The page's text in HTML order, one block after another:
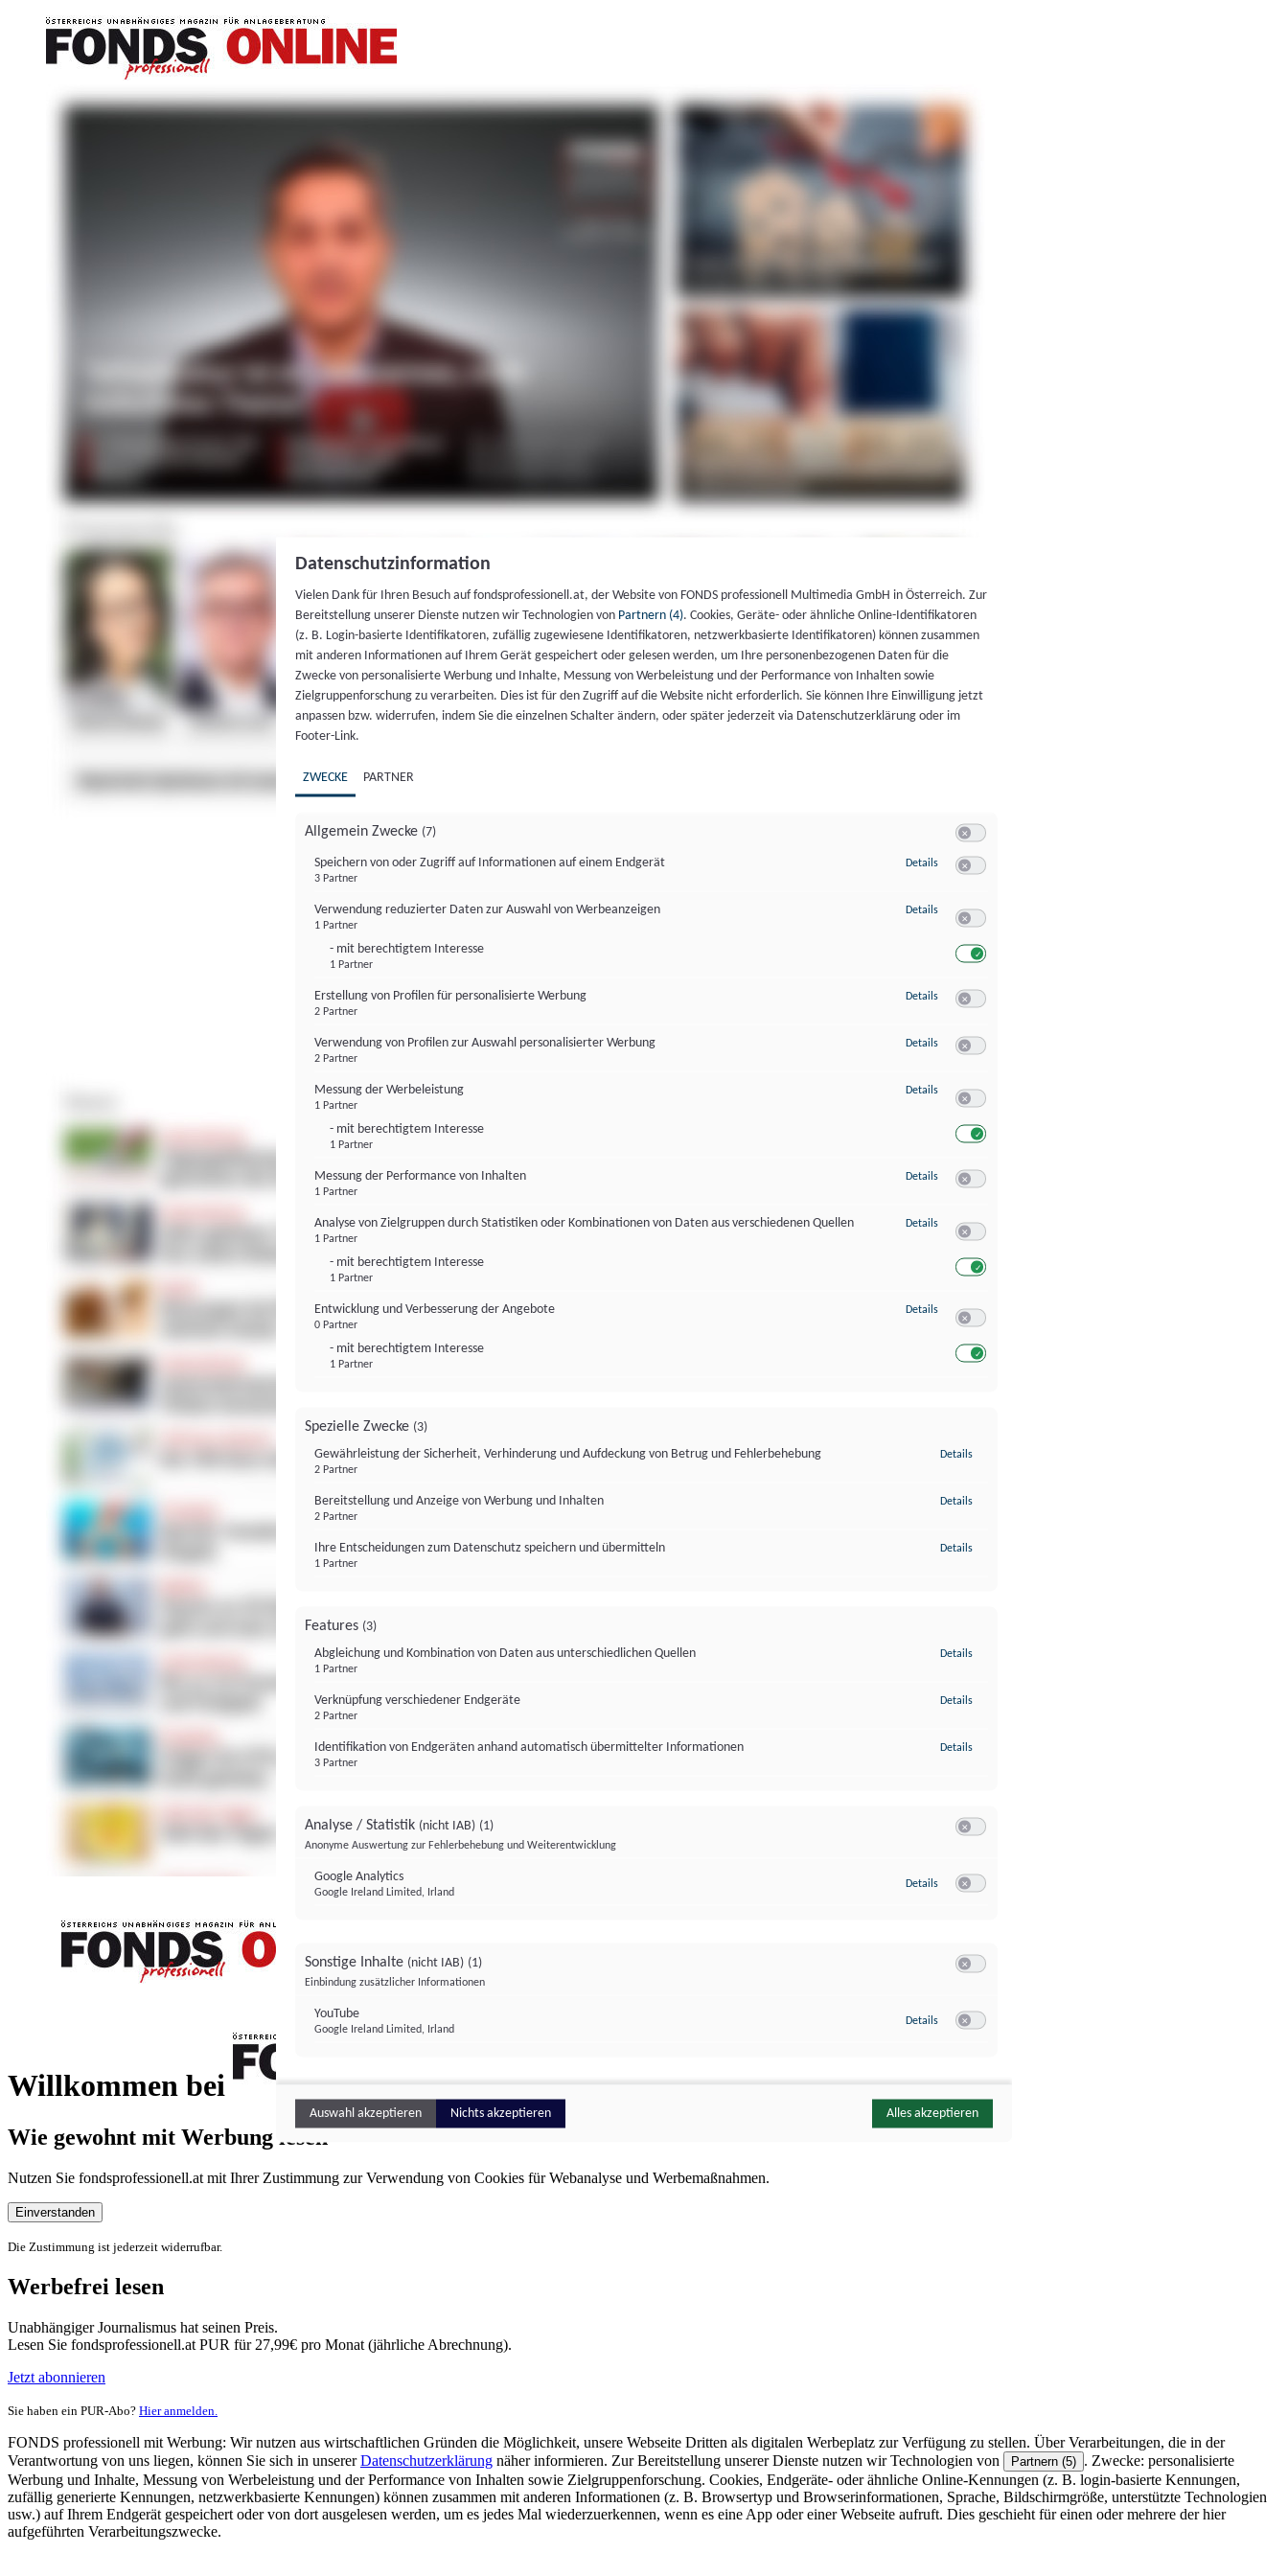
Willkommen bei
FONDS professionell
Wie gewohnt mit Werbung lesen
Nutzen Sie fondsprofessionell.at mit Ihrer Zustimmung zur Verwendung von Cookies für Webanalyse und Werbemaßnahmen.
Einverstanden
Die Zustimmung ist jederzeit widerrufbar.
Werbefrei lesen
Unabhängiger Journalismus hat seinen Preis.
Lesen Sie fondsprofessionell.at PUR für 27,99€ pro Monat (jährliche Abrechnung).
Jetzt abonnieren
Sie haben ein PUR-Abo? Hier anmelden.
FONDS professionell mit Werbung: Wir nutzen aus wirtschaftlichen Gründen die Möglichkeit, unsere Webseite Dritten als digitalen Werbeplatz zur Verfügung zu stellen. Über Verarbeitungen, die in der
Verantwortung von uns liegen, können Sie sich in unsererDatenschutzerklärung näher informieren. Zur Bereitstellung unserer Dienste nutzen wir Technologien von Partnern (5) . Zwecke: personalisierte
Werbung und Inhalte, Messung von Werbeleistung und der Performance von Inhalten sowie Zielgruppenforschung. Cookies, Endgeräte- oder ähnliche Online-Kennungen (z. B. login-basierte Kennungen,
zufällig generierte Kennungen, netzwerkbasierte Kennungen) können zusammen mit anderen Informationen (z. B. Browsertyp und Browserinformationen, Sprache, Bildschirmgröße, unterstützte Technologien
usw.) auf Ihrem Endgerät gespeichert oder von dort ausgelesen werden, um es jedes Mal wiederzuerkennen, wenn es eine App oder einer Webseite aufruft. Dies geschieht für einen oder mehrere der hier
aufgeführten Verarbeitungszwecke.
Datenschutzinformation
Vielen Dank für Ihren Besuch auf fondsprofessionell.at, der Website von FONDS professionell Multimedia GmbH in Österreich. Zur
Bereitstellung unserer Dienste nutzen wir Technologien von Partnern (4). Cookies, Geräte- oder ähnliche Online-Identifikatoren
(z. B. Login-basierte Identifikatoren, zufällig zugewiesene Identifikatoren, netzwerkbasierte Identifikatoren) können zusammen
mit anderen Informationen auf Ihrem Gerät gespeichert oder gelesen werden, um Ihre personenbezogenen Daten für die
Zwecke von personalisierte Werbung und Inhalte, Messung von Werbeleistung und der Performance von Inhalten sowie
Zielgruppenforschung zu verarbeiten. Dies ist für den Zugriff auf die Website nicht erforderlich. Sie können Ihre Einwilligung jetzt
anpassen bzw. widerrufen, indem Sie die einzelnen Schalter ändern, oder später jederzeit via Datenschutzerklärung oder im
Footer-Link.
ZWECKE PARTNER
Allgemein Zwecke (7)
Speichern von oder Zugriff auf Informationen auf einem Endgerät
3 Partner
Details zu Speichern von oder Zugriff auf Informationen auf einem Endgerät
Verwendung reduzierter Daten zur Auswahl von Werbeanzeigen
1 Partner
- mit berechtigtem Interesse
1 Partner
Details zu Verwendung reduzierter Daten zur Auswahl von Werbeanzeigen
Erstellung von Profilen für personalisierte Werbung
2 Partner
Details zu Erstellung von Profilen für personalisierte Werbung
Verwendung von Profilen zur Auswahl personalisierter Werbung
2 Partner
Details zu Verwendung von Profilen zur Auswahl personalisierter Werbung
Messung der Werbeleistung
1 Partner
- mit berechtigtem Interesse
1 Partner
Details zu Messung der Werbeleistung
Messung der Performance von Inhalten
1 Partner
Details zu Messung der Performance von Inhalten
Analyse von Zielgruppen durch Statistiken oder Kombinationen von Daten aus verschiedenen Quellen
1 Partner
- mit berechtigtem Interesse
1 Partner
Details zu Analyse von Zielgruppen durch Statistiken oder Kombinationen von
Entwicklung und Verbesserung der Angebote
0 Partner
- mit berechtigtem Interesse
1 Partner
Details zu Entwicklung und Verbesserung der Angebote
Spezielle Zwecke (3)
Gewährleistung der Sicherheit, Verhinderung und Aufdeckung von Betrug und Fehlerbehebung
2 Partner
Details
Bereitstellung und Anzeige von Werbung und Inhalten
2 Partner
Details
Ihre Entscheidungen zum Datenschutz speichern und übermitteln
1 Partner
Details
Features (3)
Abgleichung und Kombination von Daten aus unterschiedlichen Quellen
1 Partner
Details
Verknüpfung verschiedener Endgeräte
2 Partner
Details
Identifikation von Endgeräten anhand automatisch übermittelter Informationen
3 Partner
Details
Analyse / Statistik (nicht IAB) (1)
Anonyme Auswertung zur Fehlerbehebung und Weiterentwicklung
Google Analytics
Google Ireland Limited, Irland
Details zu Google Analytics
Sonstige Inhalte (nicht IAB) (1)
Einbindung zusätzlicher Informationen
YouTube
Google Ireland Limited, Irland
Details zu YouTube
Auswahl akzeptieren Nichts akzeptieren Alles akzeptieren